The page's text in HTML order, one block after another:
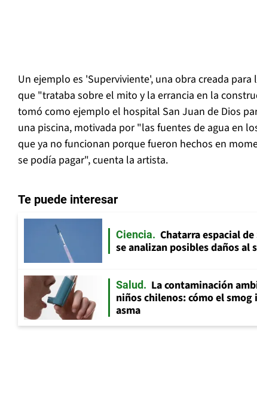
Un ejemplo es 'Superviviente', una obra creada
que "trataba sobre el mito y la errancia en la
tomó como ejemplo el hospital San Juan de Dios
una piscina, motivada por "las fuentes de agua en
que ya no funcionan porque fueron hechos en
se podía pagar", cuenta la artista.
Te puede interesar
Ciencia
Chatarra espacial de
se analizan posibles daños al
Salud
La contaminación
niños chilenos: cómo el
asma